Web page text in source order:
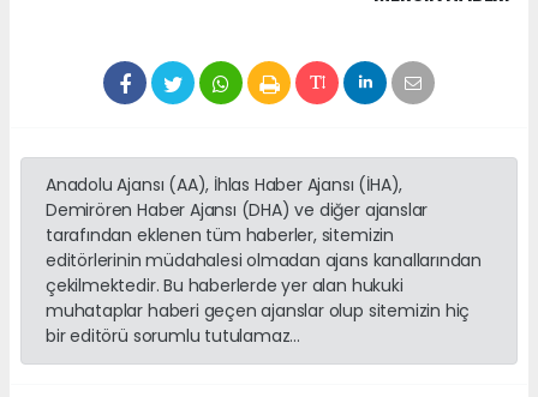
Anadolu Ajansı (AA), İhlas Haber Ajansı (İHA),
Demirören Haber Ajansı (DHA) ve diğer ajanslar
tarafından eklenen tüm haberler, sitemizin
editörlerinin müdahalesi olmadan ajans kanallarından
çekilmektedir. Bu haberlerde yer alan hukuki
muhataplar haberi geçen ajanslar olup sitemizin hiç
bir editörü sorumlu tutulamaz...